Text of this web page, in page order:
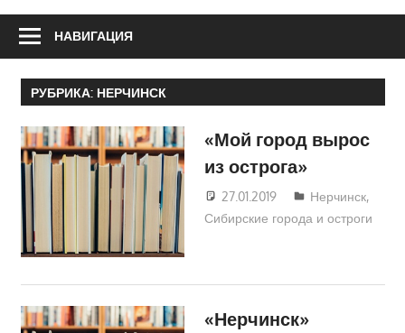
НАВИГАЦИЯ
РУБРИКА: НЕРЧИНСК
«Мой город вырос
из острога»
27.01.2019
Екатерина
Аникина
Нерчинск,
Сибирские города и остроги
«Нерчинск»